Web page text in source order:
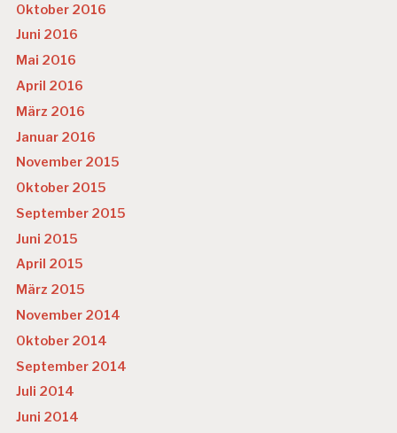
Oktober 2016
Juni 2016
Mai 2016
April 2016
März 2016
Januar 2016
November 2015
Oktober 2015
September 2015
Juni 2015
April 2015
März 2015
November 2014
Oktober 2014
September 2014
Juli 2014
Juni 2014